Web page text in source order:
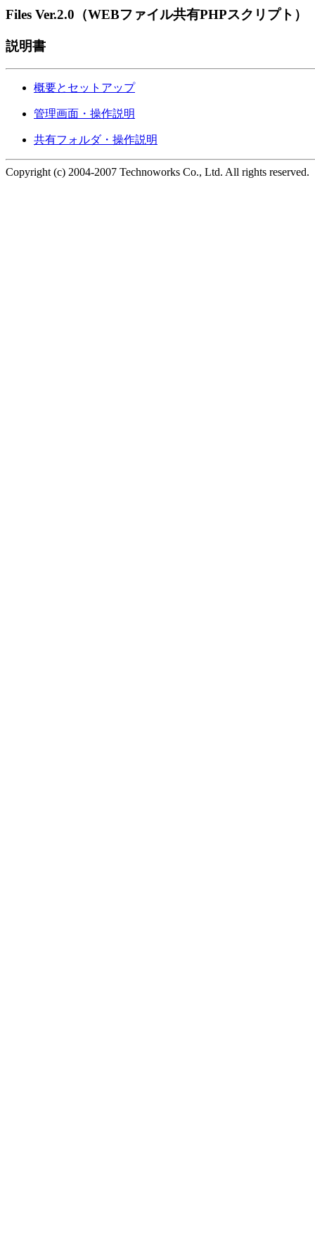
Files Ver.2.0（WEBファイル共有PHPスクリプト）
説明書
概要とセットアップ
管理画面・操作説明
共有フォルダ・操作説明
Copyright (c) 2004-2007 Technoworks Co., Ltd. All rights reserved.